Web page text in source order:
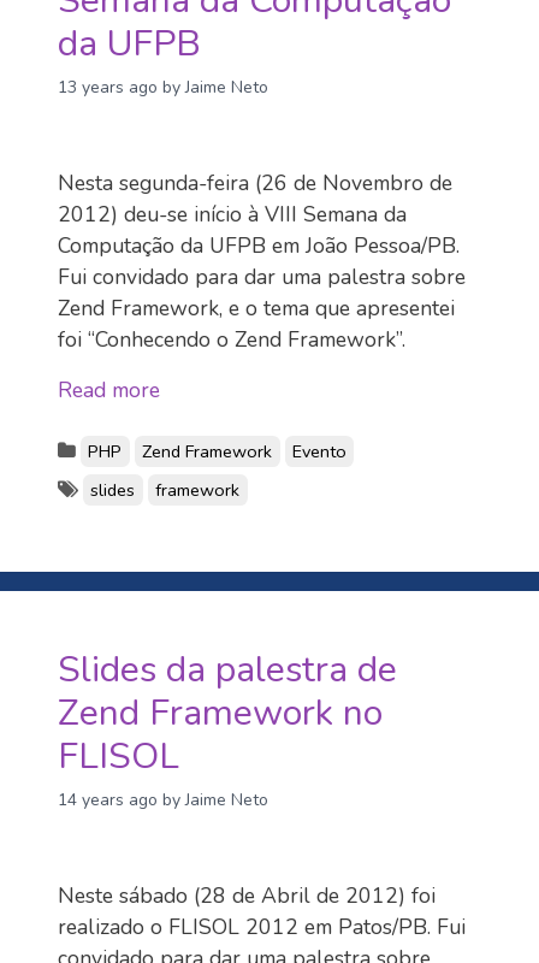
da UFPB
13 years ago by Jaime Neto
Nesta segunda-feira (26 de Novembro de
2012) deu-se início à VIII Semana da
Computação da UFPB em João Pessoa/PB.
Fui convidado para dar uma palestra sobre
Zend Framework, e o tema que apresentei
foi “Conhecendo o Zend Framework”.
Read more
PHP Zend Framework
Evento
slides
framework
Slides da palestra de
Zend Framework no
FLISOL
14 years ago by Jaime Neto
Neste sábado (28 de Abril de 2012) foi
realizado o FLISOL 2012 em Patos/PB. Fui